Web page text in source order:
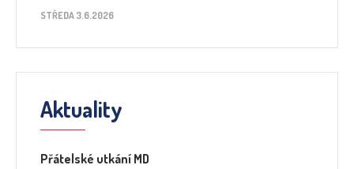
STŘEDA 3.6.2026
Aktuality
Přátelské utkání MD